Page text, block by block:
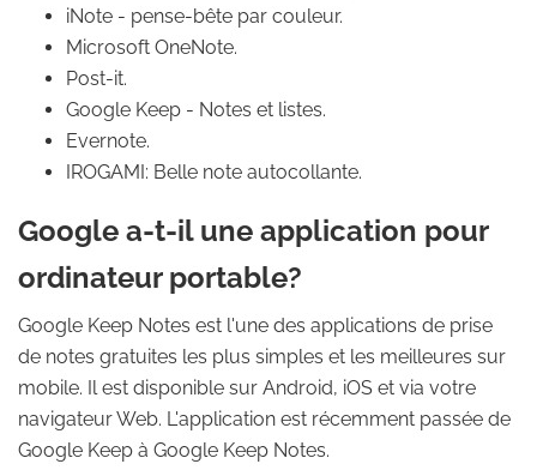
iNote - pense-bête par couleur.
Microsoft OneNote.
Post-it.
Google Keep - Notes et listes.
Evernote.
IROGAMI: Belle note autocollante.
Google a-t-il une application pour
ordinateur portable?
Google Keep Notes est l'une des applications de prise
de notes gratuites les plus simples et les meilleures sur
mobile. Il est disponible sur Android, iOS et via votre
navigateur Web. L'application est récemment passée de
Google Keep à Google Keep Notes.